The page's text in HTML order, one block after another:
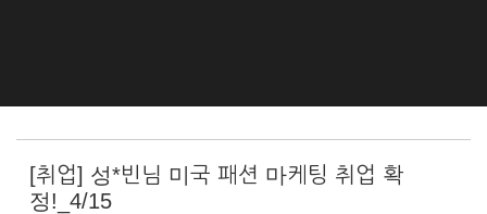
[취업] 성*빈님 미국 패션 마케팅 취업 확
정!_4/15